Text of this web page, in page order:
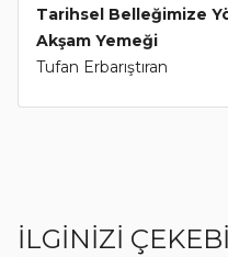
Tarihsel Belleğimize
Akşam Yemeği
Tufan Erbarıştıran
İLGİNİZİ